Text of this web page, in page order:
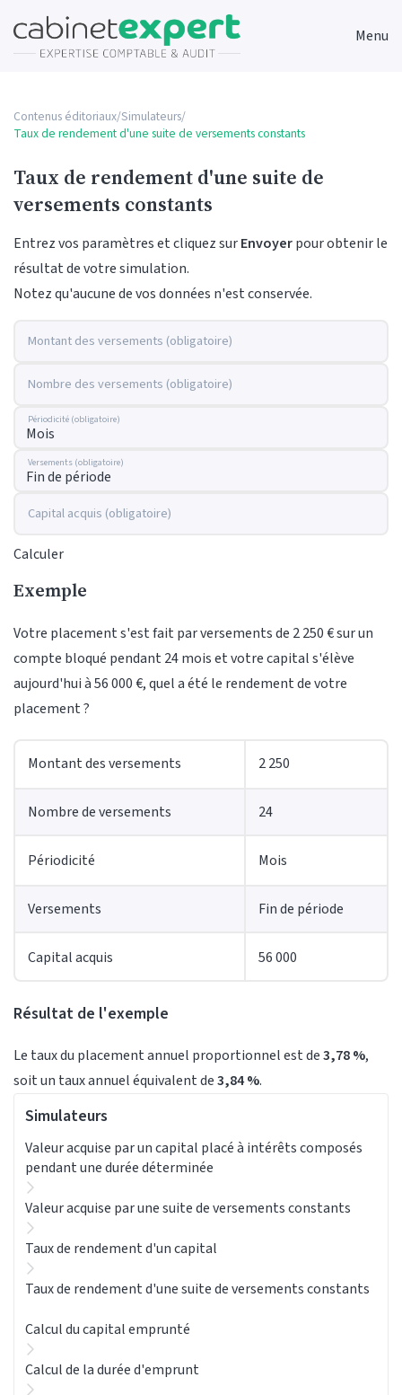
Menu
Contenus éditoriaux/Simulateurs/
Taux de rendement d'une suite de versements constants
Taux de rendement d'une suite de
versements constants
Entrez vos paramètres et cliquez surEnvoyerpour obtenir le
résultat de votre simulation.
Notez qu'aucune de vos données n'est conservée.
Montant des versements (obligatoire)
Nombre des versements (obligatoire)
Périodicité (obligatoire)
Versements (obligatoire)
Capital acquis (obligatoire)
Calculer
Exemple
Votre placement s'est fait par versements de 2 250 € sur un
compte bloqué pendant 24 mois et votre capital s'élève
aujourd'hui à 56 000 €, quel a été le rendement de votre
placement ?
Montant des versements 2 250
Nombre de versements 24
Périodicité Mois
Versements Fin de période
Capital acquis 56 000
Résultat de l'exemple
Le taux du placement annuel proportionnel est de3,78 %,
soit un taux annuel équivalent de3,84 %.
Simulateurs
Valeur acquise par un capital placé à intérêts composés
pendant une durée déterminée
Valeur acquise par une suite de versements constants
Taux de rendement d'un capital
Taux de rendement d'une suite de versements constants
Calcul du capital emprunté
Calcul de la durée d'emprunt